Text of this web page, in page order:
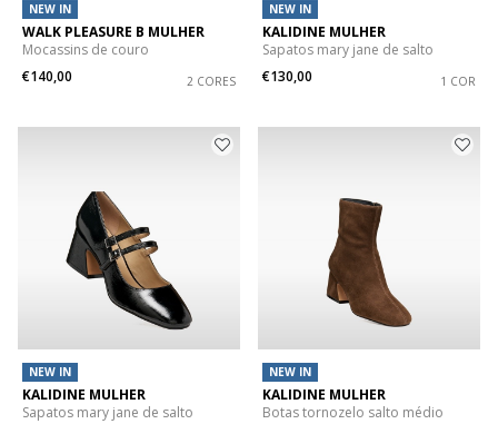
NEW IN
WALK PLEASURE B MULHER
Mocassins de couro
€140,00
2 CORES
NEW IN
KALIDINE MULHER
Sapatos mary jane de salto
€130,00
1 COR
NEW IN
KALIDINE MULHER
Sapatos mary jane de salto
NEW IN
KALIDINE MULHER
Botas tornozelo salto médio